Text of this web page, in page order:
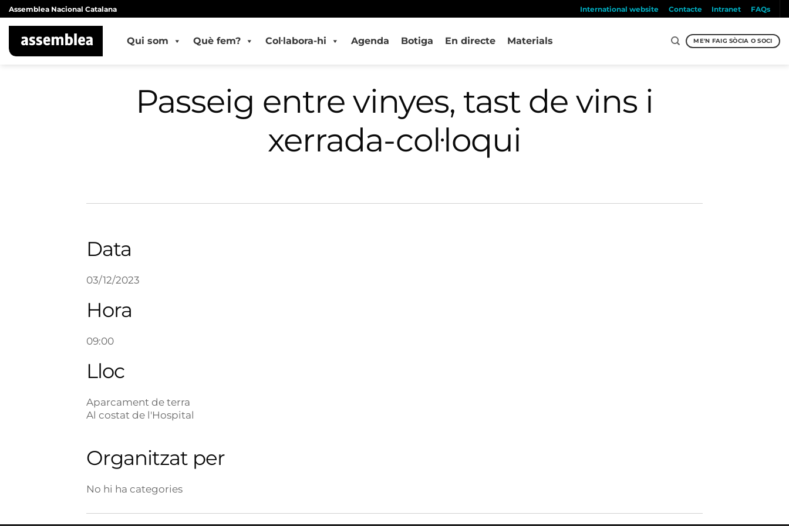
Skip
to
content
Assemblea Nacional Catalana International website Contacte Intranet FAQs
Qui som Què fem? Col·labora-hi Agenda Botiga En directe Materials ME'N FAIG SÒCIA O SOCI
Passeig entre vinyes, tast de vins i
xerrada-col·loqui
Data
03/12/2023
Hora
09:00
Lloc
Aparcament de terra
Al costat de l'Hospital
Organitzat per
No hi ha categories